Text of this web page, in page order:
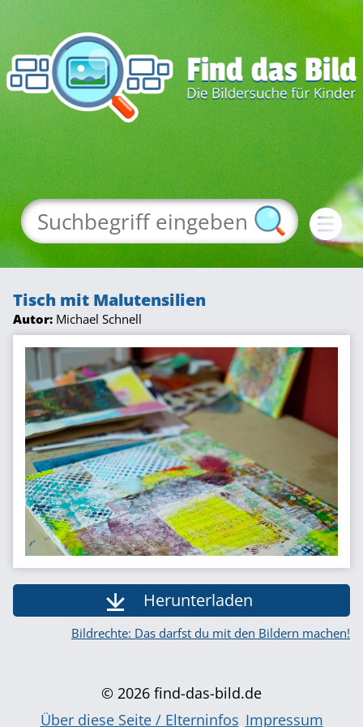
Tisch mit Malutensilien
Autor: Michael Schnell
Herunterladen
Bildrechte: Das darfst du mit den Bildern machen!
© 2026 find-das-bild.de
Über diese Seite / Elterninfos Impressum